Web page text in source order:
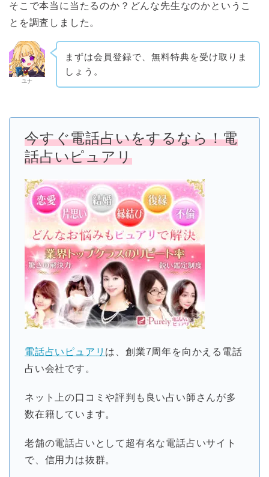
そこで本当に当たるのか？どんな先生なのかというこ
とを調査しました。
ユナ
まずは会員登録で、無料特典を受け取りま
しょう。
今すぐ電話占いをするなら！電
話占いピュアリ
電話占いピュアリ は、創業7周年を向かえる電話
占い会社です。
ネット上の口コミや評判も良い占い師さんが多
数在籍しています。
老舗の電話占いとして超有名な電話占いサイト
で、信用力は抜群。